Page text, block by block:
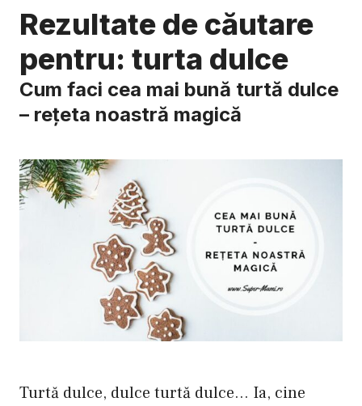
Rezultate de căutare
pentru: turta dulce
Cum faci cea mai bună turtă dulce
– rețeta noastră magică
Turtă dulce, dulce turtă dulce… Ia, cine